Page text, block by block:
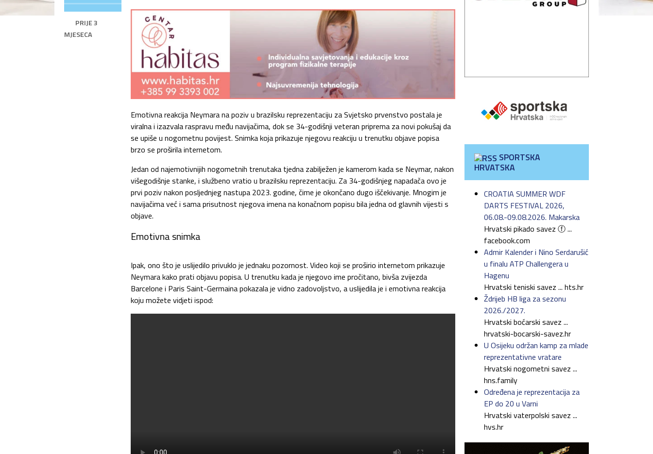
PRIJE 3
MJESECA
Emotivna reakcija Neymara na poziv u brazilsku reprezentaciju za Svjetsko prvenstvo postala je
viralna i izazvala raspravu među navijačima, dok se 34-godišnji veteran priprema za novi pokušaj da
se upiše u nogometnu povijest. Snimka koja prikazuje njegovu reakciju u trenutku objave popisa
brzo se proširila internetom.
Jedan od najemotivnijih nogometnih trenutaka tjedna zabilježen je kamerom kada se Neymar, nakon
višegodišnje stanke, i službeno vratio u brazilsku reprezentaciju. Za 34-godišnjeg napadača ovo je
prvi poziv nakon posljednjeg nastupa 2023. godine, čime je okončano dugo iščekivanje. Mnogim je
navijačima već i sama prisutnost njegova imena na konačnom popisu bila jedna od glavnih vijesti s
objave.
Emotivna snimka
Ipak, ono što je uslijedilo privuklo je jednaku pozornost. Video koji se proširio internetom prikazuje
Neymara kako prati objavu popisa. U trenutku kada je njegovo ime pročitano, bivša zvijezda
Barcelone i Paris Saint-Germaina pokazala je vidno zadovoljstvo, a uslijedila je i emotivna reakcija
koju možete vidjeti ispod:
SPORTSKA
HRVATSKA
CROATIA SUMMER WDF
DARTS FESTIVAL 2026,
06.08.-09.08.2026. Makarska
Hrvatski pikado savez ⓕ ...
facebook.com
Admir Kalender i Nino Serdarušić
u finalu ATP Challengera u
Hagenu
Hrvatski teniski savez ... hts.hr
Ždrijeb HB liga za sezonu
2026./2027.
Hrvatski boćarski savez ...
hrvatski-bocarski-savez.hr
U Osijeku održan kamp za mlade
reprezentativne vratare
Hrvatski nogometni savez ...
hns.family
Određena je reprezentacija za
EP do 20 u Varni
Hrvatski vaterpolski savez ...
hvs.hr